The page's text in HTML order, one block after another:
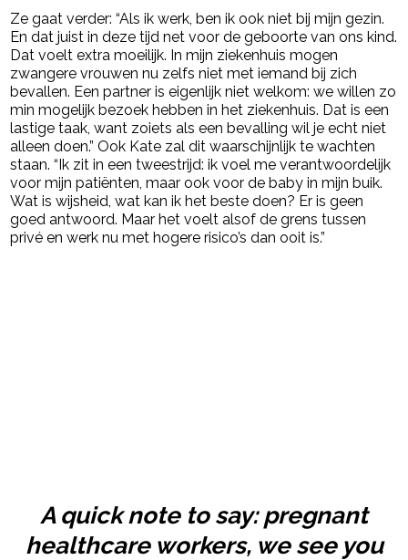
Ze gaat verder: “Als ik werk, ben ik ook niet bij mijn gezin.
En dat juist in deze tijd net voor de geboorte van ons kind.
Dat voelt extra moeilijk. In mijn ziekenhuis mogen
zwangere vrouwen nu zelfs niet met iemand bij zich
bevallen. Een partner is eigenlijk niet welkom: we willen zo
min mogelijk bezoek hebben in het ziekenhuis. Dat is een
lastige taak, want zoiets als een bevalling wil je echt niet
alleen doen.” Ook Kate zal dit waarschijnlijk te wachten
staan. “Ik zit in een tweestrijd: ik voel me verantwoordelijk
voor mijn patiënten, maar ook voor de baby in mijn buik.
Wat is wijsheid, wat kan ik het beste doen? Er is geen
goed antwoord. Maar het voelt alsof de grens tussen
privé en werk nu met hogere risico’s dan ooit is.”
A quick note to say: pregnant
healthcare workers, we see you